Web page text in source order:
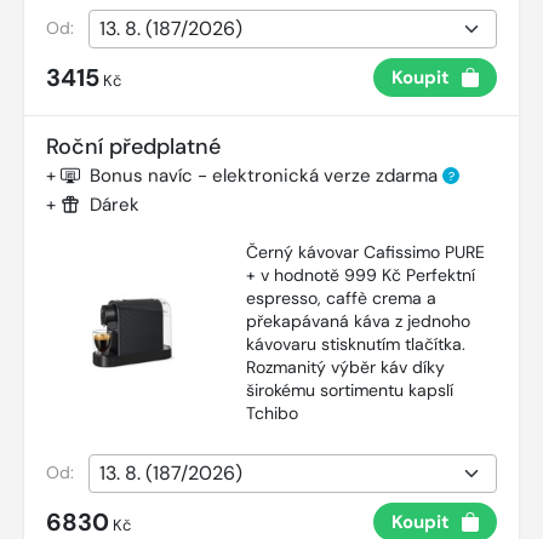
Od:
3415 Kč Koupit
Roční předplatné
+ Bonus navíc - elektronická verze zdarma ?
+ Dárek
Černý kávovar Cafissimo PURE
+ v hodnotě 999 Kč Perfektní
espresso, caffè crema a
překapávaná káva z jednoho
kávovaru stisknutím tlačítka.
Rozmanitý výběr káv díky
širokému sortimentu kapslí
Tchibo
Od:
6830 Kč Koupit